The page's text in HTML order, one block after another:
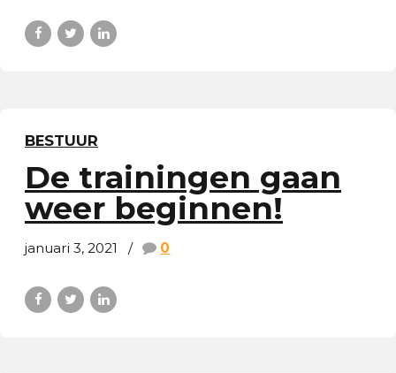
BESTUUR
De trainingen gaan
weer beginnen!
januari 3, 2021 0